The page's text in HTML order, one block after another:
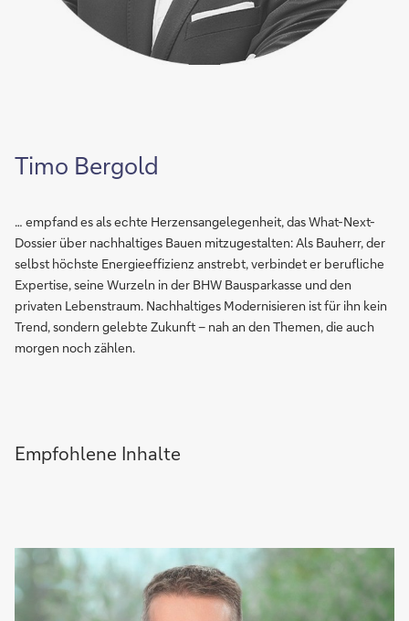
Timo Bergold
… empfand es als echte Herzensangelegenheit, das What-Next-
Dossier über nachhaltiges Bauen mitzugestalten: Als Bauherr, der
selbst höchste Energieeffizienz anstrebt, verbindet er berufliche
Expertise, seine Wurzeln in der BHW Bausparkasse und den
privaten Lebenstraum. Nachhaltiges Modernisieren ist für ihn kein
Trend, sondern gelebte Zukunft – nah an den Themen, die auch
morgen noch zählen.
Empfohlene Inhalte